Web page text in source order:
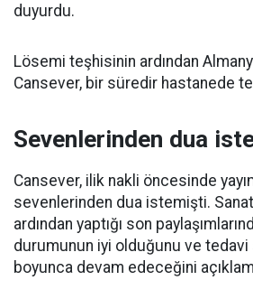
duyurdu.
Lösemi teşhisinin ardından
Cansever, bir süredir hastanede
Sevenlerinden dua
Cansever, ilik nakli öncesinde
sevenlerinden dua istemişti.
ardından yaptığı son
durumunun iyi olduğunu ve tedavi
boyunca devam edeceğini